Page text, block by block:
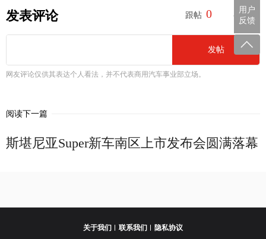
发表评论 跟帖 0 参与 0
发帖
网友评论仅供其表达个人看法，并不代表商用汽车事业部立场。
阅读下一篇
斯堪尼亚Super新车南区上市发布会圆满落幕
用户
反馈
关于我们 联系我们 隐私协议